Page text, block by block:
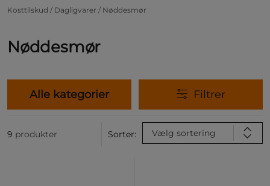
Kosttilskud / Dagligvarer / Nøddesmør
Nøddesmør
Alle kategorier Filtrer
9 produkter Sorter: Vælg sortering